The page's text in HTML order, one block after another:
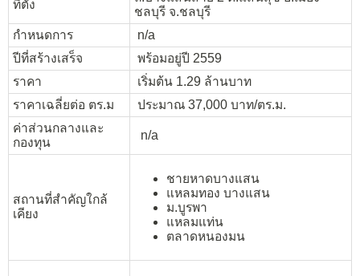
ที่ตั้ง
ชลบุรี จ.ชลบุรี
กำหนดการ
n/a
ปีที่สร้างเสร็จ
พร้อมอยู่ปี 2559
ราคา
เริ่มต้น 1.29 ล้านบาท
ราคาเฉลี่ยต่อ ตร.ม
ประมาณ 37,000 บาท/ตร.ม.
ค่าส่วนกลางและ
กองทุน
n/a
สถานที่สำคัญใกล้
เคียง
ชายหาดบางแสน
แหลมทอง บางแสน
ม.บูรพา
แหลมแท่น
ตลาดหนองมน